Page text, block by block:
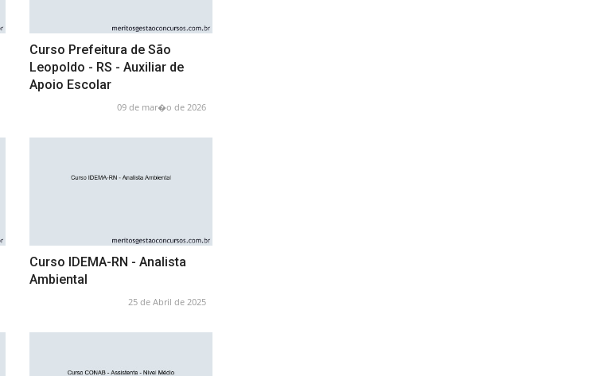
Curso Prefeitura de São
Leopoldo - RS - Auxiliar de
Apoio Escolar
09 de mar�o de 2026
Curso IDEMA-RN - Analista
Ambiental
25 de Abril de 2025